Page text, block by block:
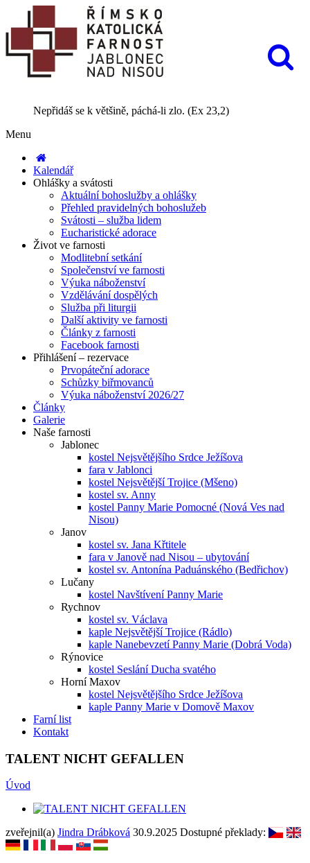
Nepřidáš se k většině, páchá-li zlo. (Ex 23,2)
Menu
Kalendář
Ohlášky a svátosti
Aktuální bohoslužby a ohlášky
Přehled pravidelných bohoslužeb
Svátosti – služba lidem
Eucharistické adorace
Život ve farnosti
Modlitební setkání
Společenství ve farnosti
Výuka náboženství
Vzdělávání dospělých
Služba při liturgii
Další aktivity ve farnosti
Články z farnosti
Facebook farnosti
Přihlášení – rezervace
Prvopáteční adorace
Schůzky biřmovanců
Výuka náboženství 2026/27
Články
Galerie
Naše farnosti
Jablonec
kostel Nejsvětějšího Srdce Ježíšova
fara v Jablonci
kostel Nejsvětější Trojice (Mšeno)
kostel sv. Anny
kostel Panny Marie Pomocné (Nová Ves nad
Nisou)
Janov
kostel sv. Jana Křtitele
fara v Janově nad Nisou – ubytování
kostel sv. Antonína Paduánského (Bedřichov)
Lučany
kostel Navštívení Panny Marie
Rychnov
kostel sv. Václava
kaple Nejsvětější Trojice (Rádlo)
kaple Nanebevzetí Panny Marie (Dobrá Voda)
Rýnovice
kostel Seslání Ducha svatého
Horní Maxov
kostel Nejsvětějšího Srdce Ježíšova
kaple Panny Marie v Domově Maxov
Farní list
Kontakt
TALENT NICHT GEFALLEN
Úvod
zveřejnil(a) Jindra Drábková 30.9.2025 Dostupné překlady: